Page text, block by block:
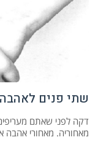
שתי פנים לאהבה
דקה לפני שאתם
מאחוריה. מאחורי אהבה